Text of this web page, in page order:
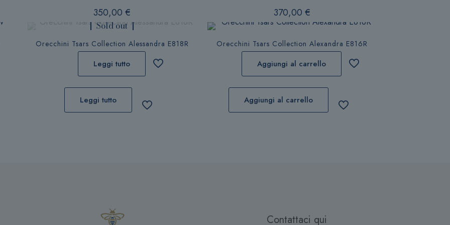
350,00€
Sold out
Orecchini Tsars Collection Alessandra E818R
Leggi tutto
Leggi tutto
370,00€
Orecchini Tsars Collection Alexandra E816R
Aggiungi al carrello
Aggiungi al carrello
Contattaci qui